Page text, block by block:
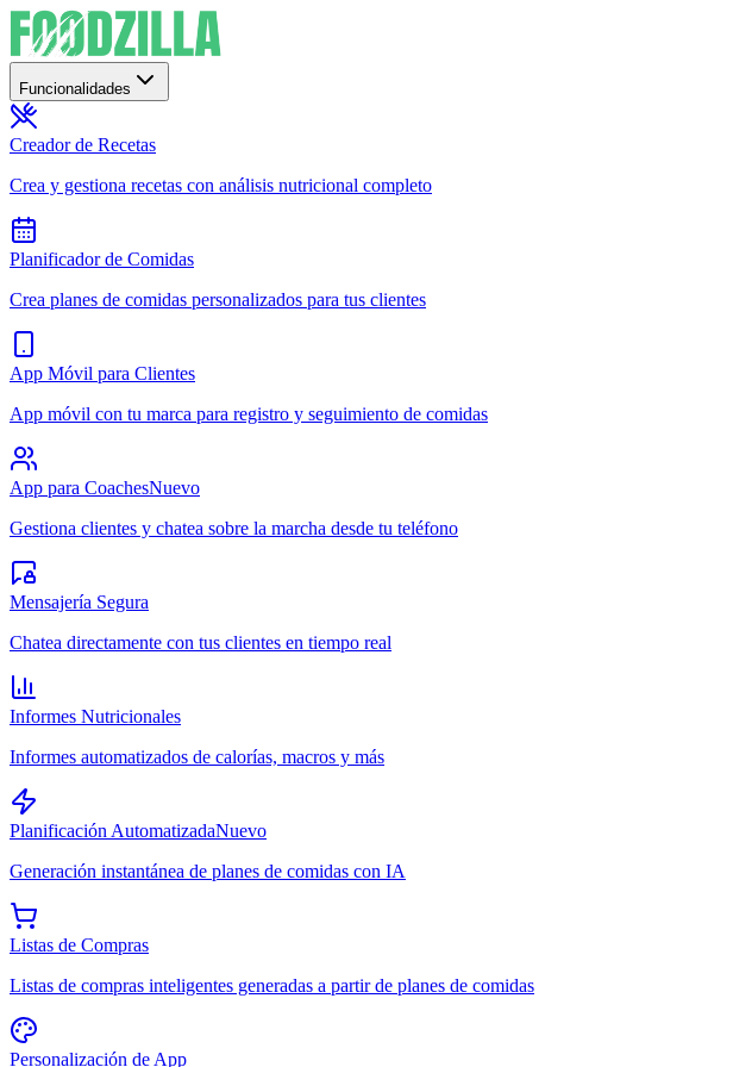
Funcionalidades
Creador de Recetas
Crea y gestiona recetas con análisis nutricional completo
Planificador de Comidas
Crea planes de comidas personalizados para tus clientes
App Móvil para Clientes
App móvil con tu marca para registro y seguimiento de comidas
App para CoachesNuevo
Gestiona clientes y chatea sobre la marcha desde tu teléfono
Mensajería Segura
Chatea directamente con tus clientes en tiempo real
Informes Nutricionales
Informes automatizados de calorías, macros y más
Planificación AutomatizadaNuevo
Generación instantánea de planes de comidas con IA
Listas de Compras
Listas de compras inteligentes generadas a partir de planes de comidas
Personalización de App